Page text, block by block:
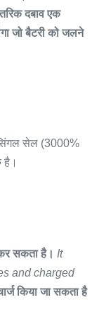
दबाव एक
जो बैटरी को जलने
सिंगल सेल (3000%
है।
सकता है। It
and charged
किया जा सकता है